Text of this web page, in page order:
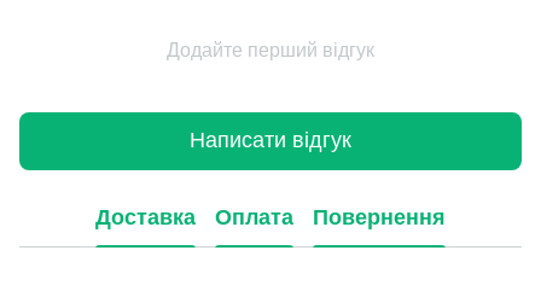
Додайте перший відгук
Написати відгук
Доставка Оплата Повернення